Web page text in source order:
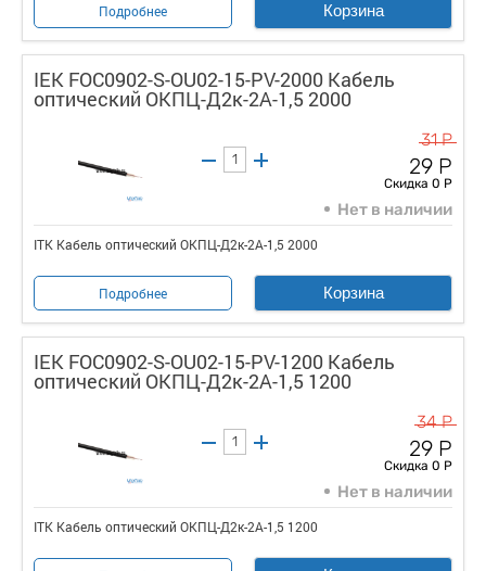
Подробнее Корзина
IEK FOC0902-S-OU02-15-PV-2000 Кабель
оптический ОКПЦ-Д2к-2А-1,5 2000
31 Р
29 Р
Скидка 0 Р
Нет в наличии
ITK Кабель оптический ОКПЦ-Д2к-2А-1,5 2000
Подробнее Корзина
IEK FOC0902-S-OU02-15-PV-1200 Кабель
оптический ОКПЦ-Д2к-2А-1,5 1200
34 Р
29 Р
Скидка 0 Р
Нет в наличии
ITK Кабель оптический ОКПЦ-Д2к-2А-1,5 1200